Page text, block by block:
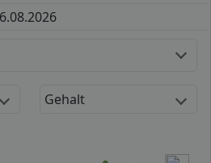
Gehalt